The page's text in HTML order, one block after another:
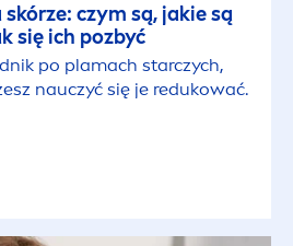
czym są, jakie są
się ich pozbyć
po plamach starczych,
nauczyć się je redukować.